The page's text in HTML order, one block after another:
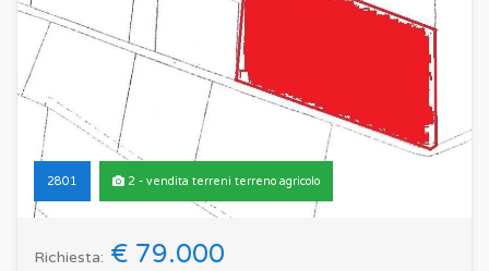
2801 2 - vendita terreni terreno agricolo
Richiesta: € 79.000